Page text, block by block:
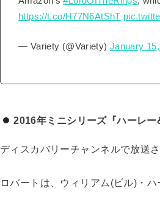
https://t.co/H77N6AtShT
— Variety (@Variety) January
2016年ミニシリーズ『ハーレー
ディスカバリーチャンネルで放送
ロバートは、ウィリアム(ビル)・ハ